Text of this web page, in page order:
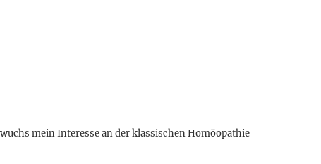
mein Interesse an der klassischen Homöopathie